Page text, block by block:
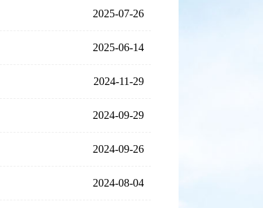
2025-07-26
2025-06-14
2024-11-29
2024-09-29
2024-09-26
2024-08-04